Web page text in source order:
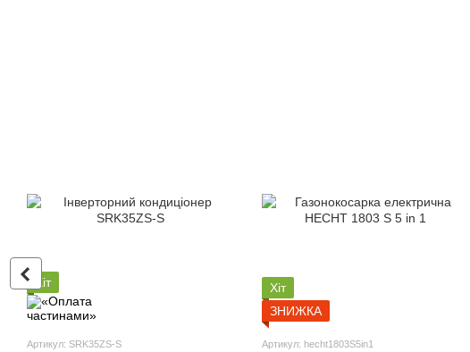
Хіт
Артикул: SRK35ZS-S
Хіт
ЗНИЖКА
Артикул: hecht1803S5in1